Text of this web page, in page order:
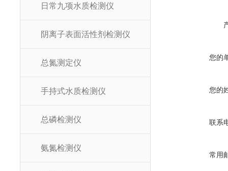
日常九项水质检测仪
阴离子表面活性剂检测仪
总氮测定仪
手持式水质检测仪
总磷检测仪
氨氮检测仪
您的
您的
联系
常用